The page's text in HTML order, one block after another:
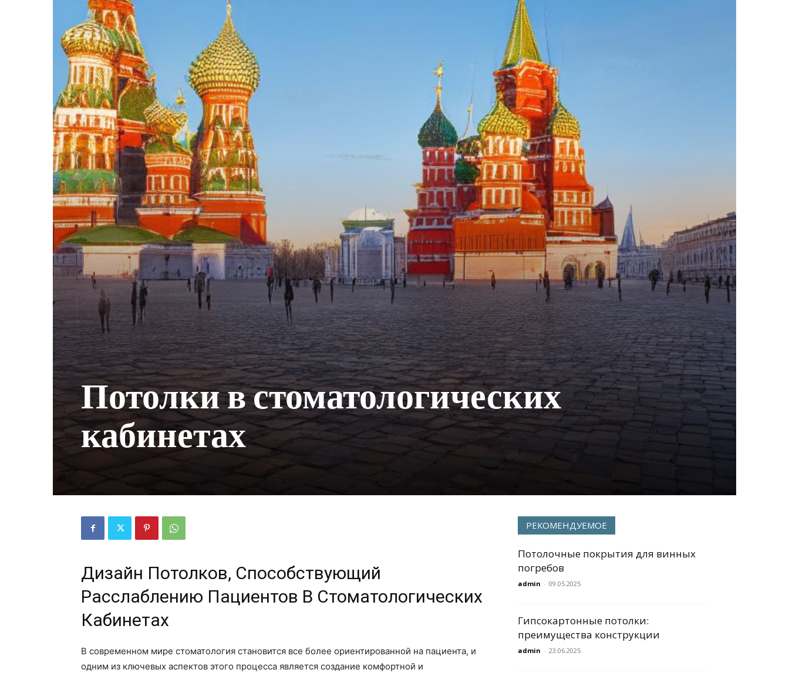
Потолки в стоматологических
кабинетах
Дизайн Потолков, Способствующий
Расслаблению Пациентов В Стоматологических
Кабинетах
В современном мире стоматология становится все более ориентированной на пациента, и
одним из ключевых аспектов этого процесса является создание комфортной и
РЕКОМЕНДУЕМОЕ
Потолочные покрытия для винных
погребов
admin - 09.05.2025
Гипсокартонные потолки:
преимущества конструкции
admin - 23.06.2025